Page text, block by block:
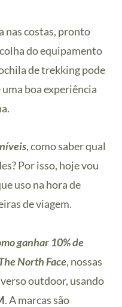
nas costas, pronto
do equipamento
de trekking pode
boa experiência
, como saber qual
Por isso, hoje vou
uso na hora de
de viagem.
ganhar 10% de
North Face, nossas
outdoor, usando
. A marcas são